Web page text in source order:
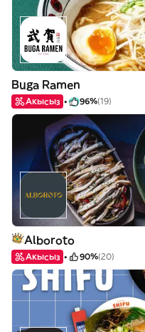
Buga Ramen
Акысыз 96%(19)
Alboroto
Акысыз 90%(20)